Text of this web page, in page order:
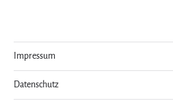
Impressum
Datenschutz